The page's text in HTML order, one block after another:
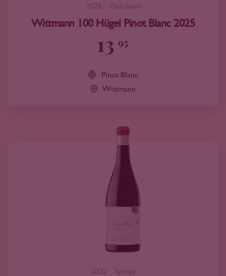
2025 Duitsland
Wittmann 100 Hügel Pinot Blanc 2025
13 95
Pinot Blanc
Wittmann
2022 Spanje